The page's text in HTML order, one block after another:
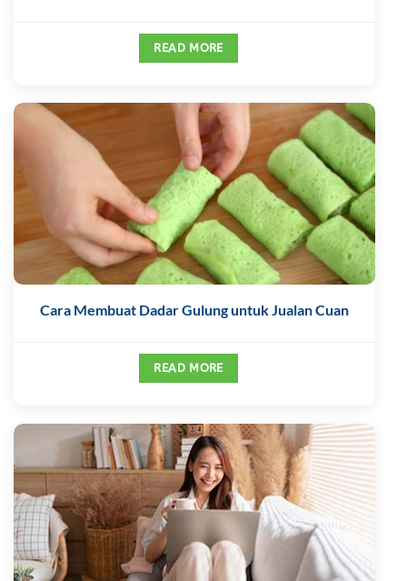
READ MORE
Cara Membuat Dadar Gulung untuk Jualan Cuan
READ MORE